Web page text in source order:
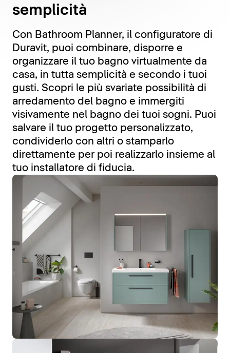
semplicità
Con Bathroom Planner, il configuratore di
Duravit, puoi combinare, disporre e
organizzare il tuo bagno virtualmente da
casa, in tutta semplicità e secondo i tuoi
gusti. Scopri le più svariate possibilità di
arredamento del bagno e immergiti
visivamente nel bagno dei tuoi sogni. Puoi
salvare il tuo progetto personalizzato,
condividerlo con altri o stamparlo
direttamente per poi realizzarlo insieme al
tuo installatore di fiducia.